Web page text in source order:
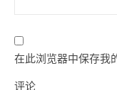
在此浏览器中保存我
评论